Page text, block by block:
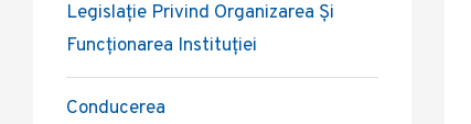
Legislație Privind Organizarea Și
Funcționarea Instituției
Conducerea